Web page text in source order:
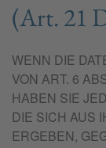
(Art. 21
WENN DIE
VON ART. 6
HABEN SIE
DIE SICH AUS
ERGEBEN,